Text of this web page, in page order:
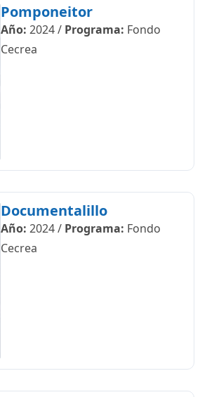
Pomponeitor
Año: 2024/ Programa: Fondo
Cecrea
Documentalillo
Año: 2024/ Programa: Fondo
Cecrea